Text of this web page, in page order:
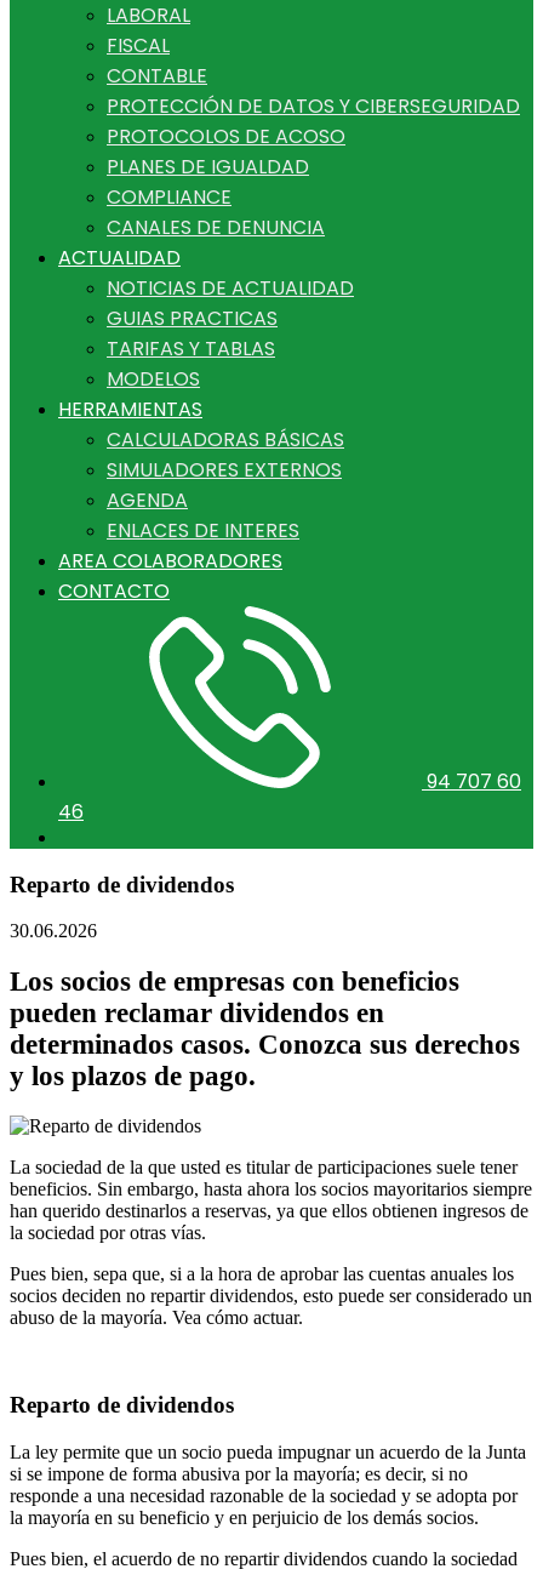
LABORAL
FISCAL
CONTABLE
PROTECCIÓN DE DATOS Y CIBERSEGURIDAD
PROTOCOLOS DE ACOSO
PLANES DE IGUALDAD
COMPLIANCE
CANALES DE DENUNCIA
ACTUALIDAD
NOTICIAS DE ACTUALIDAD
GUIAS PRACTICAS
TARIFAS Y TABLAS
MODELOS
HERRAMIENTAS
CALCULADORAS BÁSICAS
SIMULADORES EXTERNOS
AGENDA
ENLACES DE INTERES
AREA COLABORADORES
CONTACTO
94 707 60
46
Reparto de dividendos
30.06.2026
Los socios de empresas con beneficios
pueden reclamar dividendos en
determinados casos. Conozca sus derechos
y los plazos de pago.
La sociedad de la que usted es titular de participaciones suele tener
beneficios. Sin embargo, hasta ahora los socios mayoritarios siempre
han querido destinarlos a reservas, ya que ellos obtienen ingresos de
la sociedad por otras vías.
Pues bien, sepa que, si a la hora de aprobar las cuentas anuales los
socios deciden no repartir dividendos, esto puede ser considerado un
abuso de la mayoría. Vea cómo actuar.
Reparto de dividendos
La ley permite que un socio pueda impugnar un acuerdo de la Junta
si se impone de forma abusiva por la mayoría; es decir, si no
responde a una necesidad razonable de la sociedad y se adopta por
la mayoría en su beneficio y en perjuicio de los demás socios.
Pues bien, el acuerdo de no repartir dividendos cuando la sociedad